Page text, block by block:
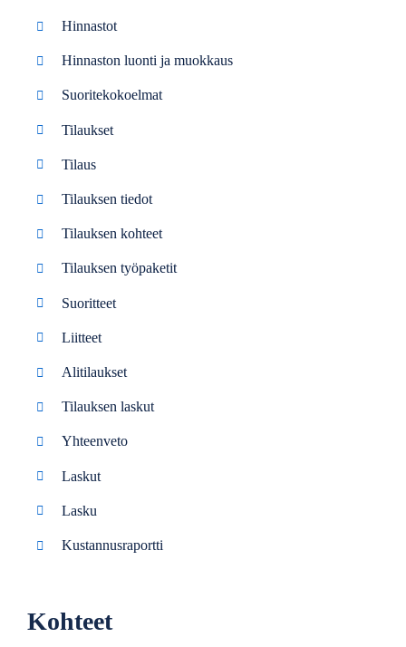
Hinnastot
Hinnaston luonti ja muokkaus
Suoritekokoelmat
Tilaukset
Tilaus
Tilauksen tiedot
Tilauksen kohteet
Tilauksen työpaketit
Suoritteet
Liitteet
Alitilaukset
Tilauksen laskut
Yhteenveto
Laskut
Lasku
Kustannusraportti
Kohteet